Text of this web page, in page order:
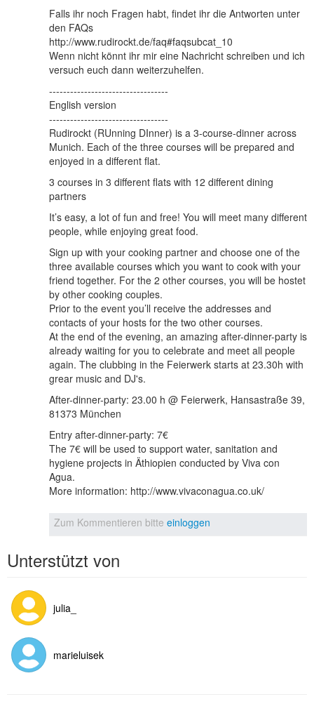
Falls ihr noch Fragen habt, findet ihr die Antworten unter
den FAQs
http://www.rudirockt.de/faq#faqsubcat_10
Wenn nicht könnt ihr mir eine Nachricht schreiben und ich
versuch euch dann weiterzuhelfen.
----------------------------------
English version
----------------------------------
Rudirockt (RUnning DInner) is a 3-course-dinner across
Munich. Each of the three courses will be prepared and
enjoyed in a different flat.
3 courses in 3 different flats with 12 different dining
partners
It’s easy, a lot of fun and free! You will meet many different
people, while enjoying great food.
Sign up with your cooking partner and choose one of the
three available courses which you want to cook with your
friend together. For the 2 other courses, you will be hostet
by other cooking couples.
Prior to the event you’ll receive the addresses and
contacts of your hosts for the two other courses.
At the end of the evening, an amazing after-dinner-party is
already waiting for you to celebrate and meet all people
again. The clubbing in the Feierwerk starts at 23.30h with
grear music and DJ's.
After-dinner-party: 23.00 h @ Feierwerk, Hansastraße 39,
81373 München
Entry after-dinner-party: 7€
The 7€ will be used to support water, sanitation and
hygiene projects in Äthiopien conducted by Viva con
Agua.
More information: http://www.vivaconagua.co.uk/
Zum Kommentieren bitte einloggen
Unterstützt von
julia_
marieluisek